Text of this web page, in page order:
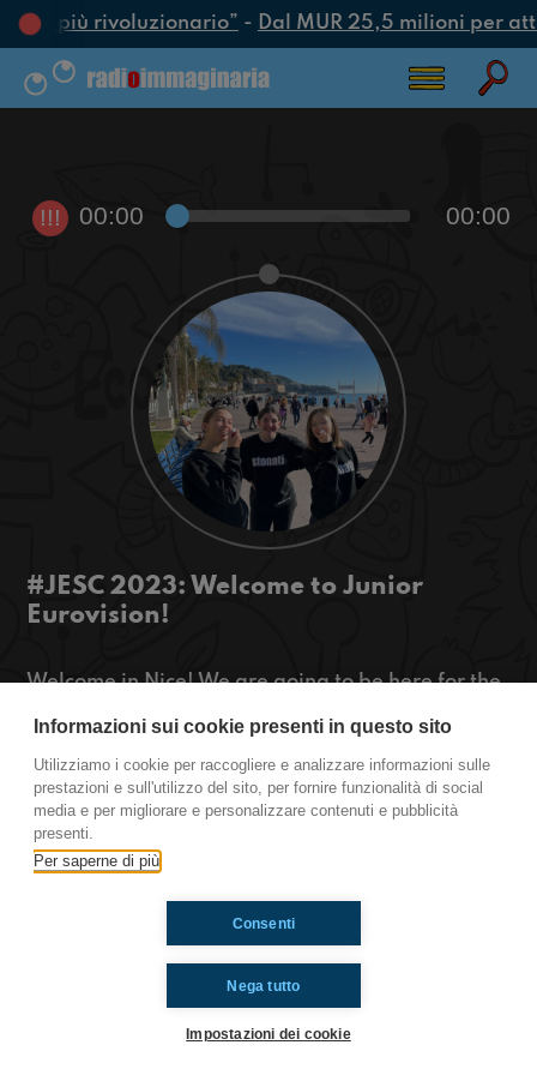
più rivoluzionario”- Dal MUR 25,5 milioni per
!!! 00:00 00:00
#JESC 2023: Welcome to Junior
Eurovision!
Welcome in Nice! We are going to be here for the
show will be today! Today we spoke about our
impressions of the show and who are our favorite
artists. Stay tuned!
https://www.radioimmaginaria.it
Ti è piaciuto? Condividilo!
Informazioni sui cookie presenti in questo sito
Utilizziamo i cookie per raccogliere e analizzare informazioni sulle
prestazioni e sull'utilizzo del sito, per fornire funzionalità di social
media e per migliorare e personalizzare contenuti e pubblicità
presenti.
Per saperne di più
Nega tutto
Consenti
Impostazioni dei cookie